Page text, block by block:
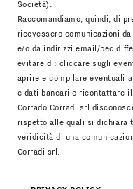
Società).
Raccomandiamo, quindi, di
ricevessero comunicazioni
e/o da indirizzi email/pec
evitare di: cliccare sugli
aprire e compilare eventuali
e dati bancari e ricontattare
Corrado Corradi srl
rispetto alle quali si dichiara
veridicità di una
Corradi srl.